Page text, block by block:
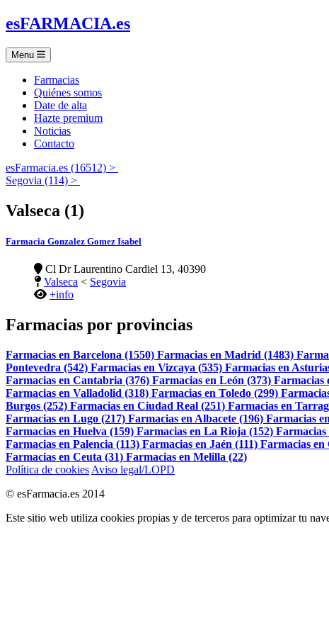
esFARMACIA.es
Menu
Farmacias
Quiénes somos
Date de alta
Hazte premium
Noticias
Contacto
esFarmacia.es (16512) >
Segovia (114) >
Valseca (1)
Farmacia Gonzalez Gomez Isabel
Cl Dr Laurentino Cardiel 13, 40390
Valseca < Segovia
+info
Farmacias por provincias
Farmacias en Barcelona (1550) Farmacias en Madrid (1483)
Pontevedra (542) Farmacias en Vizcaya (535) Farmacias en
Farmacias en Cantabria (376) Farmacias en León (373) Farmacias
Farmacias en Valladolid (318) Farmacias en Toledo (299)
Burgos (252) Farmacias en Ciudad Real (251) Farmacias en
Farmacias en Lugo (217) Farmacias en Albacete (196) Farmacias
Farmacias en Huelva (159) Farmacias en La Rioja (152) Farmacias
Farmacias en Palencia (113) Farmacias en Jaén (111) Farmacias en
Farmacias en Ceuta (31) Farmacias en Melilla (22)
Política de cookies Aviso legal/LOPD
© esFarmacia.es 2014
Este sitio web utiliza cookies propias y de terceros para optimizar tu